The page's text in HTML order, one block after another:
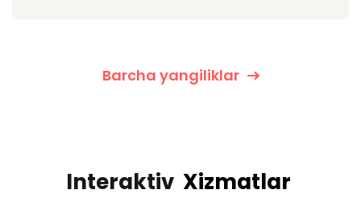
Barcha yangiliklar
Interaktiv Xizmatlar